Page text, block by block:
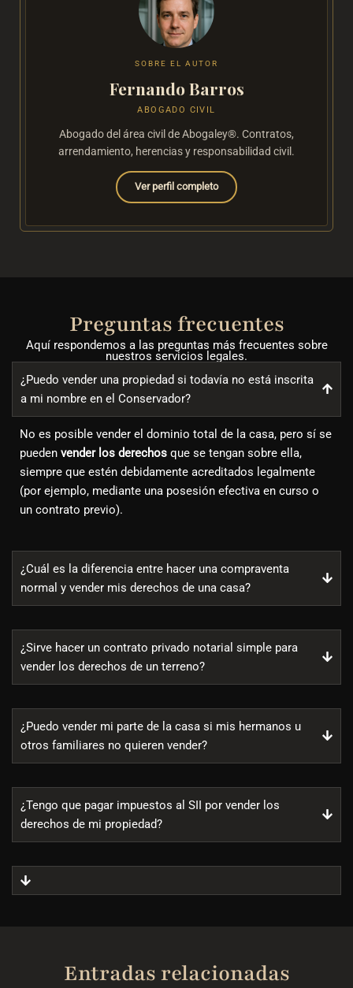
SOBRE EL AUTOR
Fernando Barros
ABOGADO CIVIL
Abogado del área civil de Abogaley®. Contratos,
arrendamiento, herencias y responsabilidad civil.
Ver perfil completo
Preguntas frecuentes
Aquí respondemos a las preguntas más frecuentes sobre
nuestros servicios legales.
¿Puedo vender una propiedad si todavía no está inscrita
a mi nombre en el Conservador?
No es posible vender el dominio total de la casa, pero sí se
pueden vender los derechos que se tengan sobre ella,
siempre que estén debidamente acreditados legalmente
(por ejemplo, mediante una posesión efectiva en curso o
un contrato previo).
¿Cuál es la diferencia entre hacer una compraventa
normal y vender mis derechos de una casa?
¿Sirve hacer un contrato privado notarial simple para
vender los derechos de un terreno?
¿Puedo vender mi parte de la casa si mis hermanos u
otros familiares no quieren vender?
¿Tengo que pagar impuestos al SII por vender los
derechos de mi propiedad?
Entradas relacionadas